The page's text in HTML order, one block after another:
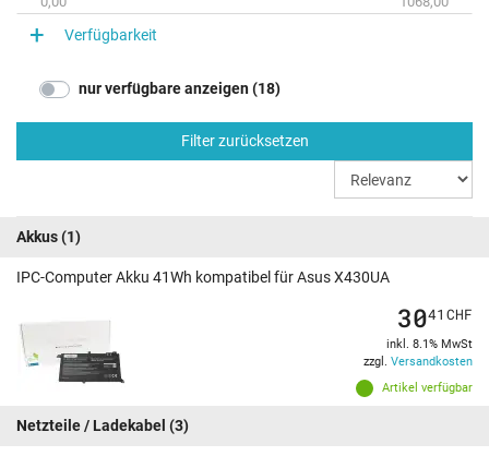
Verfügbarkeit
nur verfügbare anzeigen (18)
Filter zurücksetzen
Akkus(1)
IPC-Computer Akku 41Wh kompatibel für Asus X430UA
Artikel verfügbar
3041 CHF
inkl. 8.1% MwSt
zzgl. Versandkosten
Netzteile / Ladekabel (3)